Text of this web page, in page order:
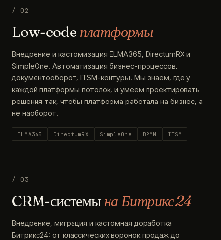
/ 02
Low-code платформы
Внедрение и кастомизация ELMA365, DirectumRX и
SimpleOne. Автоматизация бизнес-процессов,
документооборот, ITSM-контуры. Мы знаем, где у
каждой платформы потолок, и умеем проектировать
решения так, чтобы платформа работала на бизнес, а
не наоборот.
ELMA365 DirectumRX SimpleOne BPMN ITSM
/ 03
CRM-системына Битрикс24
Внедрение, миграция и кастомная доработка
Битрикс24: от классических воронок продаж до